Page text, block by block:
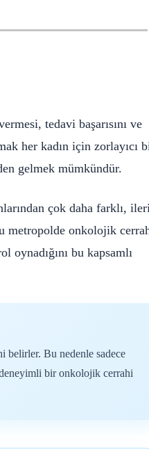
tedavi başarısını ve
her kadın için zorlayıcı
gelmek mümkündür.
çok daha farklı, ileri
metropolde onkolojik
bu kapsamlı
belirler. Bu nedenle sadece
deneyimli bir onkolojik cerrahi